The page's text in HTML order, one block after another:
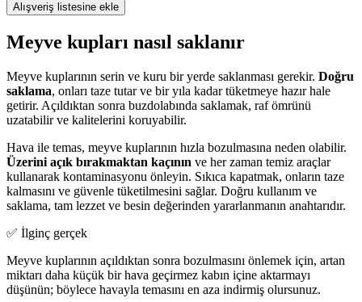
Alışveriş listesine ekle
Meyve kupları nasıl saklanır
Meyve kuplarının serin ve kuru bir yerde saklanması gerekir. Doğru
saklama, onları taze tutar ve bir yıla kadar tüketmeye hazır hale
getirir. Açıldıktan sonra buzdolabında saklamak, raf ömrünü
uzatabilir ve kalitelerini koruyabilir.
Hava ile temas, meyve kuplarının hızla bozulmasına neden olabilir.
Üzerini açık bırakmaktan kaçının ve her zaman temiz araçlar
kullanarak kontaminasyonu önleyin. Sıkıca kapatmak, onların taze
kalmasını ve güvenle tüketilmesini sağlar. Doğru kullanım ve
saklama, tam lezzet ve besin değerinden yararlanmanın anahtarıdır.
✅ İlginç gerçek
Meyve kuplarının açıldıktan sonra bozulmasını önlemek için, artan
miktarı daha küçük bir hava geçirmez kabın içine aktarmayı
düşünün; böylece havayla temasını en aza indirmiş olursunuz.